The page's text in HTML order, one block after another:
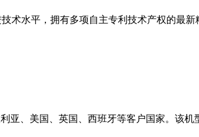
术水平，拥有多项自主专利技术产权的最
亚、美国、英国、西班牙等客户国家。该